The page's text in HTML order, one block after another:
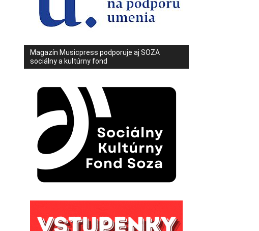
Magazín Musicpress podporuje aj SOZA
sociálny a kultúrny fond